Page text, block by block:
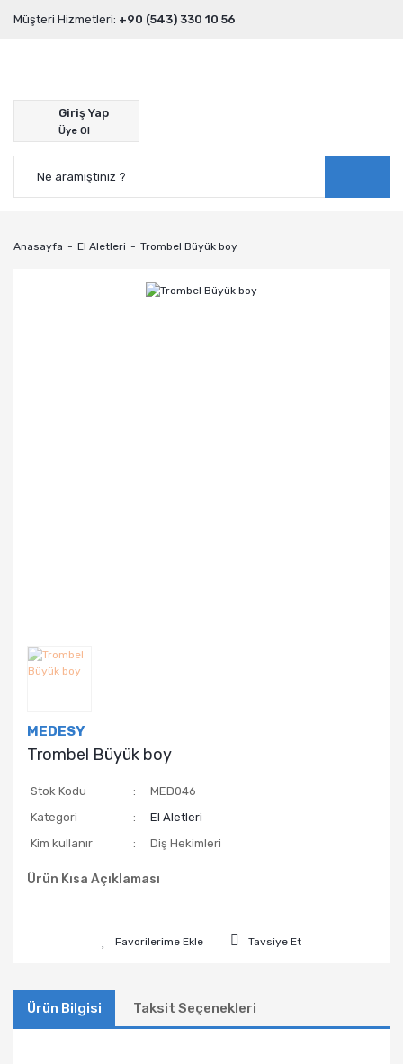
Müşteri Hizmetleri: +90 (543) 330 10 56
Giriş Yap
Üye Ol
Anasayfa El Aletleri Trombel Büyük boy
MEDESY
Trombel Büyük boy
Stok Kodu
MED046
Kategori
El Aletleri
Kim kullanır
Diş Hekimleri
Ürün Kısa Açıklaması
Tavsiye Et
Ürün Bilgisi Taksit Seçenekleri